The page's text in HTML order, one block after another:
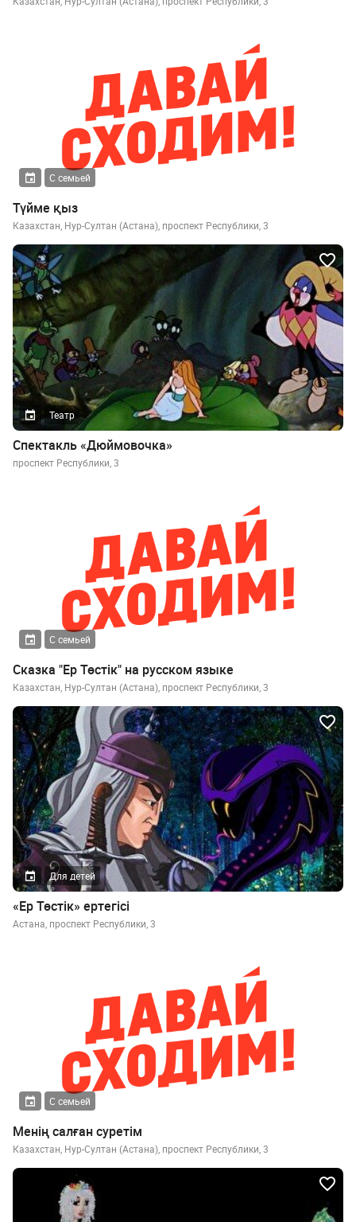
С семьей
Түйме қыз
Казахстан, Нур-Султан (Астана), проспект Республики, 3
Театр
Спектакль «Дюймовочка»
проспект Республики, 3
С семьей
Сказка "Ер Төстік" на русском языке
Казахстан, Нур-Султан (Астана), проспект Республики, 3
Для детей
«Ер Төстік» ертегісі
Астана, проспект Республики, 3
С семьей
Менің салған суретім
Казахстан, Нур-Султан (Астана), проспект Республики, 3